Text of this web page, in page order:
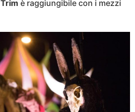
Trim è raggiungibile con i mezzi